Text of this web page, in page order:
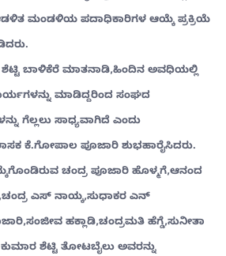
ಮಂಡಳಿಯ ಪದಾಧಿಕಾರಿಗಳ ಆಯ್ಕೆ ಪ್ರಕ್ರಿಯೆ
ಬಾಳಿಕೆರೆ ಮಾತನಾಡಿ,ಹಿಂದಿನ ಅವಧಿಯಲ್ಲಿ
ಮಾಡಿದ್ದರಿಂದ ಸಂಘದ
ಗೆಲ್ಲಲು ಸಾಧ್ಯವಾಗಿದೆ ಎಂದು
ಕೆ.ಗೋಪಾಲ ಪೂಜಾರಿ ಶುಭಹಾರೈಸಿದರು.
ಚಂದ್ರ ಪೂಜಾರಿ ಹೊಳ್ಮಗೆ,ಆನಂದ
ಎಸ್ ನಾಯ್ಕ,ಸುಧಾಕರ ಎನ್
ಹಕ್ಲಾಡಿ,ಚಂದ್ರಮತಿ ಹೆಗ್ಡೆ,ಸುನೀತಾ
ಶೆಟ್ಟಿ ತೋಟಬೈಲು ಅವರನ್ನು